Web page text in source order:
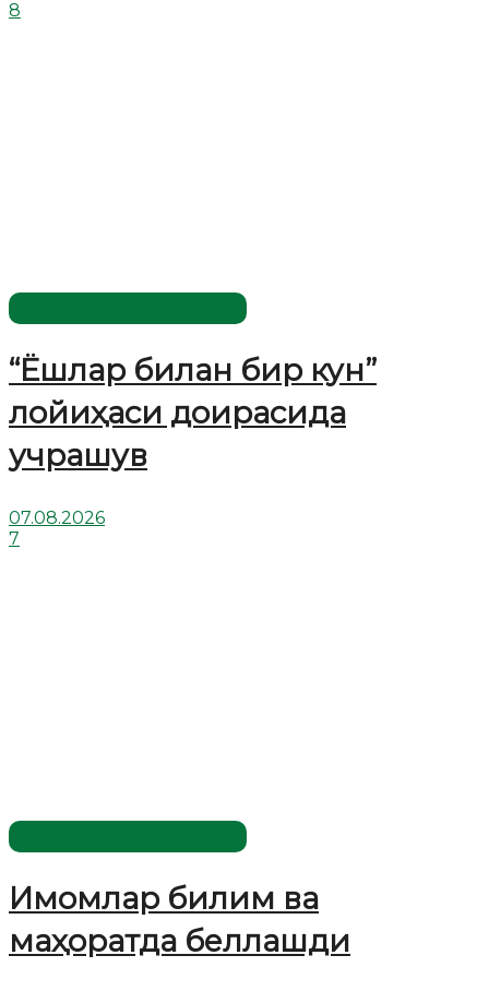
8
“Ёшлар билан бир кун”
лойиҳаси доирасида
учрашув
07.08.2026
7
Имомлар билим ва
маҳоратда беллашди